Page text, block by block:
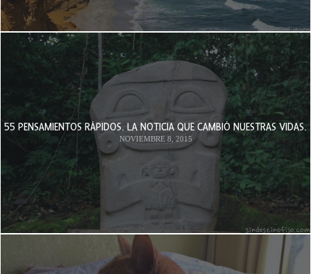
55 PENSAMIENTOS RÁPIDOS. LA NOTICIA QUE CAMBIÓ NUESTRAS VIDAS.
NOVIEMBRE 8, 2015